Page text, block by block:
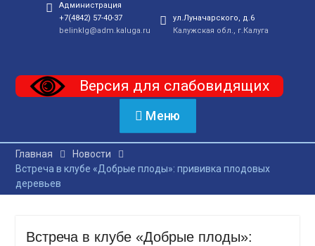
Администрация
+7(4842) 57-40-37
belinklg@adm.kaluga.ru
ул.Луначарского, д.6
Калужская обл., г.Калуга
Версия для слабовидящих
Меню
Главная
Новости
Встреча в клубе «Добрые плоды»: прививка плодовых
деревьев
Встреча в клубе «Добрые плоды»: